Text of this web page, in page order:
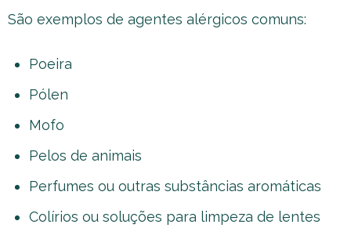
São exemplos de agentes alérgicos comuns:
Poeira
Pólen
Mofo
Pelos de animais
Perfumes ou outras substâncias aromáticas
Colírios ou soluções para limpeza de lentes